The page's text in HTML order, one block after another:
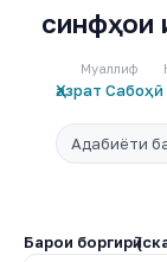
Барои боргирӣ
синфҳои
Муаллиф
Ҳазрат Сабоҳӣ
Адабиёти